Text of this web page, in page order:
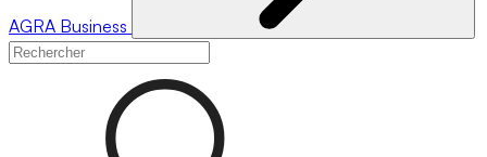
AGRA Business